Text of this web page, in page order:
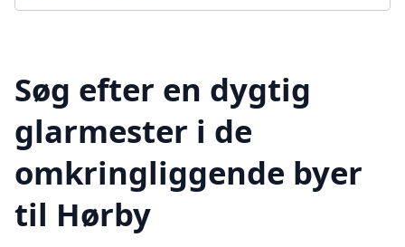
Søg efter en dygtig
glarmester i de
omkringliggende byer
til Hørby